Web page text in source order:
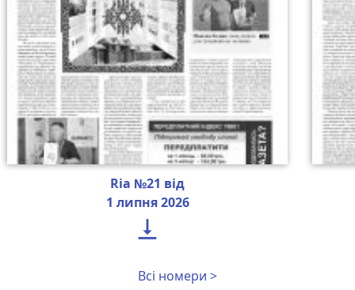
Ria №21 від
1 липня 2026

Всі номери >